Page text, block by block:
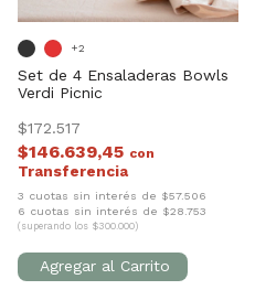
Set de 4 Ensaladeras Bowls
Verdi Picnic
$172.517
$146.639,45 con
3 cuotas sin interés de $57.506
6 cuotas sin interés de $28.753
(superando los $300.000)
+2